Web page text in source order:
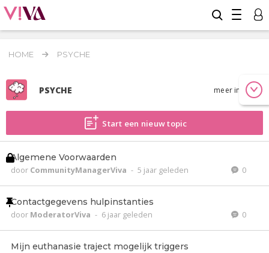
HOME PSYCHE
PSYCHE meer info
Start een nieuw topic
Algemene Voorwaarden
door CommunityManagerViva - 5 jaar geleden 0
Contactgegevens hulpinstanties
door ModeratorViva - 6 jaar geleden 0
Mijn euthanasie traject mogelijk triggers